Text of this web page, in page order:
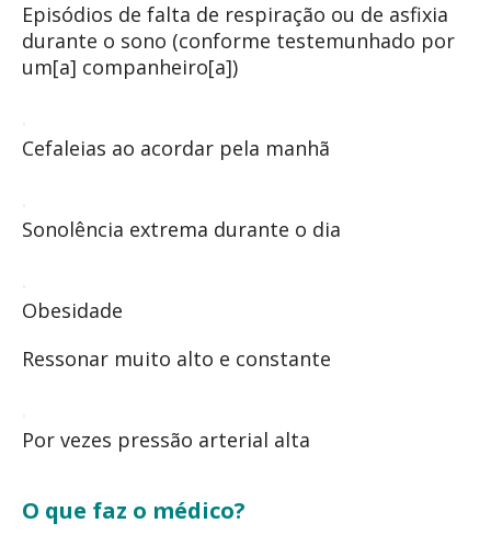
Episódios de falta de respiração ou de asfixia
durante o sono (conforme testemunhado por
um[a] companheiro[a])
Cefaleias ao acordar pela manhã
Sonolência extrema durante o dia
Obesidade
Ressonar muito alto e constante
Por vezes pressão arterial alta
O que faz o médico?